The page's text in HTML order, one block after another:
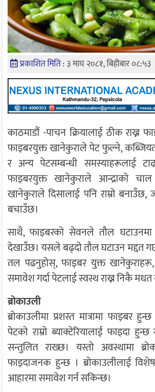
प्रकाशित मिति : ३ माघ २०८१, बिहीबार ०८:५३
काठमाडौं -पाचन क्रियालाई ठीक राख्न
फाइबरयुक्त खानेकुराले पेट फुल्ने,
र अन्य पेटसम्बन्धी समस्याहरूलाई
फाइबरयुक्त खानेकुराले आन्द्राको चाल
खानेकुराले दिसालाई पनि राम्रो
बचाउँछ।
साथै, फाइबरको सेवनले तौल घटाउनमा
देखाउँछ। यसले बढ्दो तौल घटाउन मद्दत
तल पढनुहोस्, फाइबर युक्त
समावेश गर्दा पेटलाई स्वस्थ राख्न निकै मधत
ब्रोकाउली
ब्रोकाउलीमा प्रशस्त मात्रामा फाइबर
पेटको राम्रो ब्याक्टेरियालाई फाइदा
सन्तुलित राख्छ। यस्तो अवस्थामा
फाइदाजनक हुन्छ । ब्रोकाउलीलाई
आहारमा समावेश गर्न सकिन्छ।